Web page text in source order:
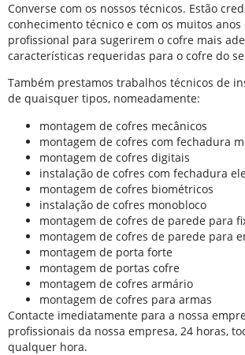
Converse com os nossos técnicos. Estão
conhecimento técnico e com os muitos
profissional para sugerirem o cofre mais
características requeridas para o cofre do
Também prestamos trabalhos técnicos de
de quaisquer tipos, nomeadamente:
montagem de cofres mecânicos
montagem de cofres com fechadura
montagem de cofres digitais
instalação de cofres com fechadura
montagem de cofres biométricos
instalação de cofres monobloco
montagem de cofres de parede para
montagem de cofres de parede para
montagem de porta forte
montagem de portas cofre
montagem de cofres armário
montagem de cofres para armas
Contacte imediatamente para a nossa
profissionais da nossa empresa, 24 horas,
qualquer hora.